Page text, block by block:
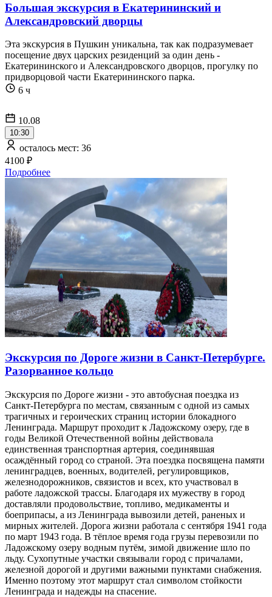
Большая экскурсия в Екатерининский и
Александровский дворцы
Эта экскурсия в Пушкин уникальна, так как подразумевает
посещение двух царских резиденций за один день -
Екатерининского и Александровского дворцов, прогулку по
придворцовой части Екатерининского парка.
6 ч
10.08
10:30
осталось мест: 36
4100 ₽
Подробнее
Экскурсия по Дороге жизни в Санкт-Петербурге.
Разорванное кольцо
Экскурсия по Дороге жизни - это автобусная поездка из
Санкт-Петербурга по местам, связанным с одной из самых
трагичных и героических страниц истории блокадного
Ленинграда. Маршрут проходит к Ладожскому озеру, где в
годы Великой Отечественной войны действовала
единственная транспортная артерия, соединявшая
осаждённый город со страной. Эта поездка посвящена памяти
ленинградцев, военных, водителей, регулировщиков,
железнодорожников, связистов и всех, кто участвовал в
работе ладожской трассы. Благодаря их мужеству в город
доставляли продовольствие, топливо, медикаменты и
боеприпасы, а из Ленинграда вывозили детей, раненых и
мирных жителей. Дорога жизни работала с сентября 1941 года
по март 1943 года. В тёплое время года грузы перевозили по
Ладожскому озеру водным путём, зимой движение шло по
льду. Сухопутные участки связывали город с причалами,
железной дорогой и другими важными пунктами снабжения.
Именно поэтому этот маршрут стал символом стойкости
Ленинграда и надежды на спасение.